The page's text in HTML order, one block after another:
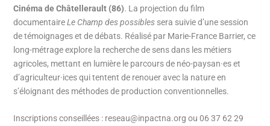
Cinéma de Châtellerault (86). La projection du film
documentaireLe Champ des possibles sera suivie d’une session
de témoignages et de débats. Réalisé par Marie-France Barrier, ce
long-métrage explore la recherche de sens dans les métiers
agricoles, mettant en lumière le parcours de néo-paysan·es et
d’agriculteur·ices qui tentent de renouer avec la nature en
s’éloignant des méthodes de production conventionnelles.
Inscriptions conseillées : reseau@inpactna.org ou 06 37 62 29